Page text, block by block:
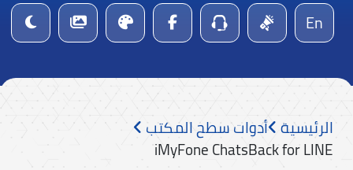
En
الرئيسية أدوات سطح المكتب
iMyFone ChatsBack for LINE